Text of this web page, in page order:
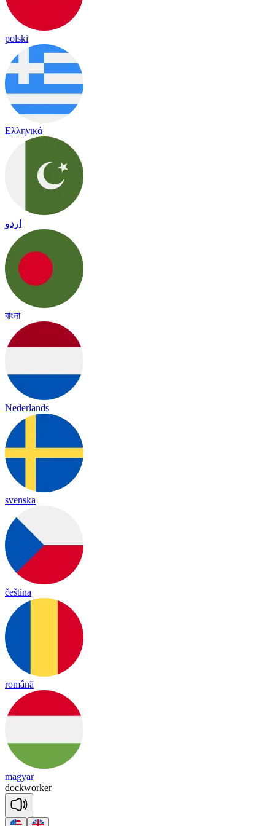
polski
Ελληνικά
اردو
বাংলা
Nederlands
svenska
čeština
română
magyar
dockworker